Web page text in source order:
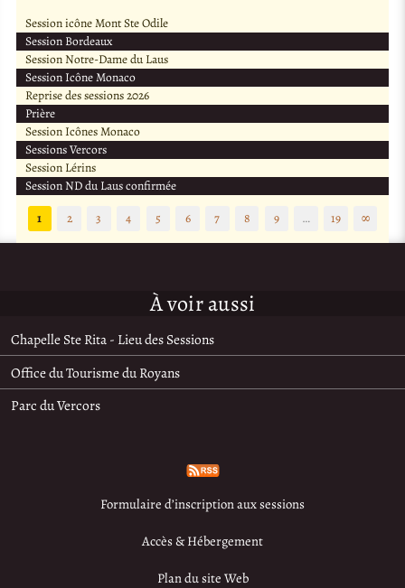
Session icône Mont Ste Odile
Session Bordeaux
Session Notre-Dame du Laus
Session Icône Monaco
Reprise des sessions 2026
Prière
Session Icônes Monaco
Sessions Vercors
Session Lérins
Session ND du Laus confirmée
1
2 3 4 5 6 7 8 9 … 19 ∞
À voir aussi
Chapelle Ste Rita - Lieu des Sessions
Office du Tourisme du Royans
Parc du Vercors
Formulaire d’inscription aux sessions
Accès & Hébergement
Plan du site Web